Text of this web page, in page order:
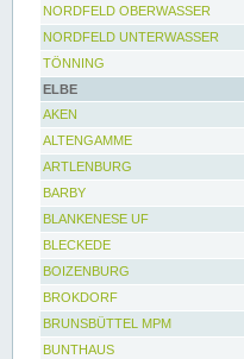
NORDFELD OBERWASSER
NORDFELD UNTERWASSER
TÖNNING
ELBE
AKEN
ALTENGAMME
ARTLENBURG
BARBY
BLANKENESE UF
BLECKEDE
BOIZENBURG
BROKDORF
BRUNSBÜTTEL MPM
BUNTHAUS